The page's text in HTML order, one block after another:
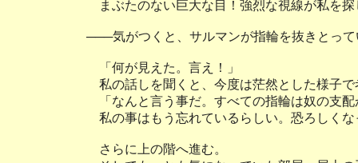
まぶたのない巨大な目！強烈な視線が私を探
───気がつくと、サルマンが指輪を抜きとって
「何が見えた。言え！」
私の話しを聞くと、今度は茫然とした様子で
「なんと言う事だ。すべての指輪は奴の支配
私の事はもう忘れているらしい。恐ろしく
さらに上の階へ進む。